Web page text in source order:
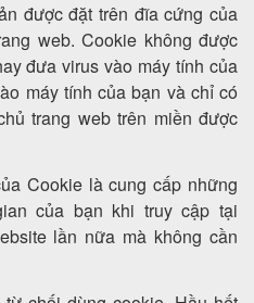
được đặt trên đĩa cứng của
web. Cookie không được
đưa virus vào máy tính của
máy tính của bạn và chỉ có
trang web trên miền được
Cookie là cung cấp những
của bạn khi truy cập tại
lần nữa mà không cần